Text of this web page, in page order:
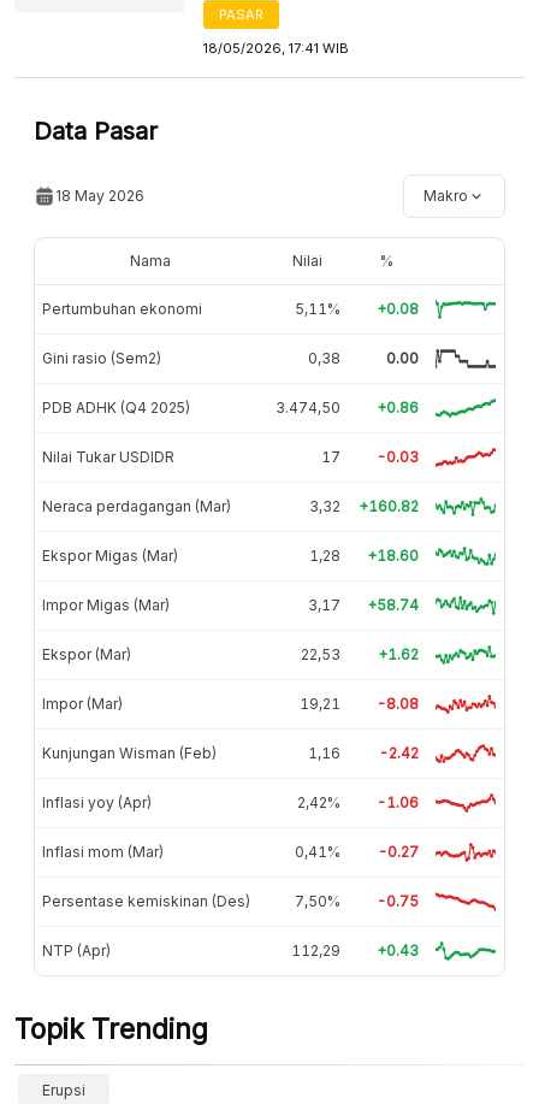
PASAR
18/05/2026, 17:41 WIB
Data Pasar
18 May 2026 Makro
Nama Nilai %
Pertumbuhan ekonomi 5,11% +0.08
Gini rasio (Sem2) 0,38 0.00
PDB ADHK (Q4 2025) 3.474,50 +0.86
Nilai Tukar USDIDR 17 -0.03
Neraca perdagangan (Mar) 3,32 +160.82
Ekspor Migas (Mar) 1,28 +18.60
Impor Migas (Mar) 3,17 +58.74
Ekspor (Mar) 22,53 +1.62
Impor (Mar) 19,21 -8.08
Kunjungan Wisman (Feb) 1,16 -2.42
Inflasi yoy (Apr) 2,42% -1.06
Inflasi mom (Mar) 0,41% -0.27
Persentase kemiskinan (Des) 7,50% -0.75
NTP (Apr) 112,29 +0.43
Topik Trending
Erupsi